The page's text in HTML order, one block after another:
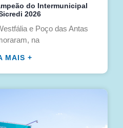
do Intermunicipal
2026
e Poço das Antas
na
MAIS +